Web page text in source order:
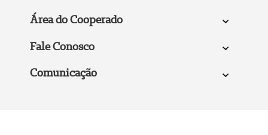
Área do Cooperado
Fale Conosco
Comunicação